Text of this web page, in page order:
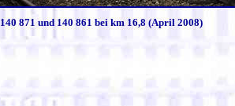
140 871 und 140 861 bei km 16,8 (April 2008)